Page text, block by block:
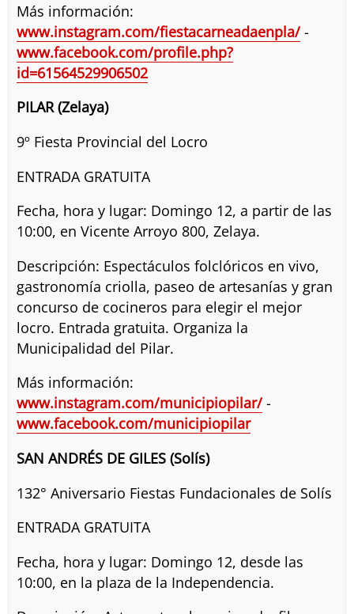
Más información:
www.instagram.com/fiestacarneadaenpla/-
www.facebook.com/profile.php?
id=61564529906502
PILAR (Zelaya)
9º Fiesta Provincial del Locro
ENTRADA GRATUITA
Fecha, hora y lugar: Domingo 12, a partir de las
10:00, en Vicente Arroyo 800, Zelaya.
Descripción: Espectáculos folclóricos en vivo,
gastronomía criolla, paseo de artesanías y gran
concurso de cocineros para elegir el mejor
locro. Entrada gratuita. Organiza la
Municipalidad del Pilar.
Más información:
www.instagram.com/municipiopilar/-
www.facebook.com/municipiopilar
SAN ANDRÉS DE GILES (Solís)
132° Aniversario Fiestas Fundacionales de Solís
ENTRADA GRATUITA
Fecha, hora y lugar: Domingo 12, desde las
10:00, en la plaza de la Independencia.